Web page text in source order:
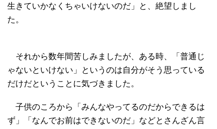
生きていかなくちゃいけないのだ」と、絶望しまし
た。
それから数年間苦しみましたが、ある時、「普通じ
ゃないといけない」というのは自分がそう思っている
だけだということに気づきました。
子供のころから「みんなやってるのだからできるは
ず」「なんでお前はできないのだ」などとさんざん言